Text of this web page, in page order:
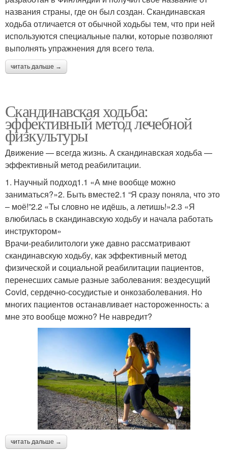
названия страны, где он был создан. Скандинавская
ходьба отличается от обычной ходьбы тем, что при ней
используются специальные палки, которые позволяют
выполнять упражнения для всего тела.
читать дальше →
Скандинавская ходьба:
эффективный метод лечебной
физкультуры
Движение — всегда жизнь. А скандинавская ходьба —
эффективный метод реабилитации.
1. Научный подход1.1 «А мне вообще можно
заниматься?»2. Быть вместе2.1 “Я сразу поняла, что это
– моё!”2.2 «Ты словно не идёшь, а летишь!»2.3 «Я
влюбилась в скандинавскую ходьбу и начала работать
инструктором»
Врачи-реабилитологи уже давно рассматривают
скандинавскую ходьбу, как эффективный метод
физической и социальной реабилитации пациентов,
перенесших самые разные заболевания: вездесущий
Covid, сердечно-сосудистые и онкозаболевания. Но
многих пациентов останавливает настороженность: а
мне это вообще можно? Не навредит?
читать дальше →